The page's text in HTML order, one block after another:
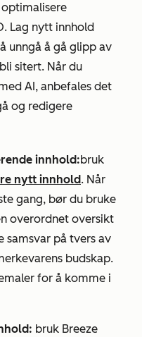
Lag nytt innhold
unngå å gå glipp av
sitert. Når du
AI, anbefales det
og redigere
innhold:bruk
nytt innhold. Når
gang, bør du bruke
overordnet oversikt
samsvar på tvers av
budskap.
for å komme i
bruk Breeze